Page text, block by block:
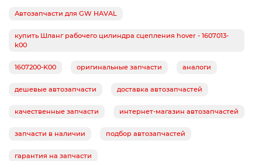
Автозапчасти для GW HAVAL
купить Шланг рабочего цилиндра сцепления hover - 1607013-
k00
1607200-K00 оригинальные запчасти аналоги
дешевые автозапчасти доставка автозапчастей
качественные запчасти интернет-магазин автозапчастей
запчасти в наличии подбор автозапчастей
гарантия на запчасти